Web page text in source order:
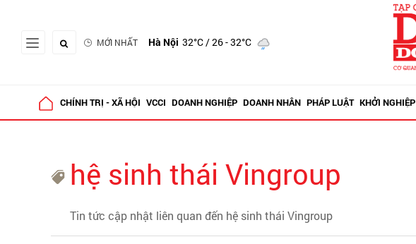
MỚI NHẤT Hà Nội 32°C/ 26 - 32°C
CHÍNH TRỊ - XÃ HỘI VCCI DOANH NGHIỆP DOANH NHÂN PHÁP LUẬT KHỞI NGHIỆP
hệ sinh thái Vingroup
Tin tức cập nhật liên quan đến hệ sinh thái Vingroup